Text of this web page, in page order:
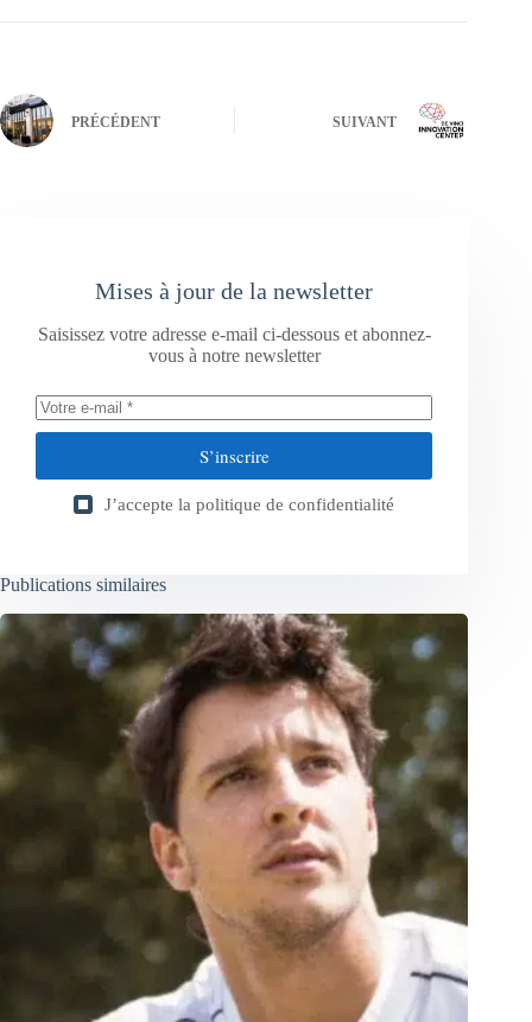
PRÉCÉDENT SUIVANT
Mises à jour de la newsletter
Saisissez votre adresse e-mail ci-dessous et abonnez-
vous à notre newsletter
S’inscrire
J’accepte la politique de confidentialité
Publications similaires